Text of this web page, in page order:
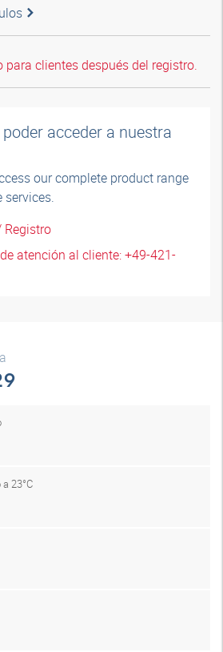
para clientes después del registro.
acceder a nuestra
our complete product range
services.
Registro
atención al cliente: +49-421-
23°C